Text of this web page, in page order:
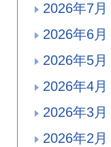
2026年7月
2026年6月
2026年5月
2026年4月
2026年3月
2026年2月